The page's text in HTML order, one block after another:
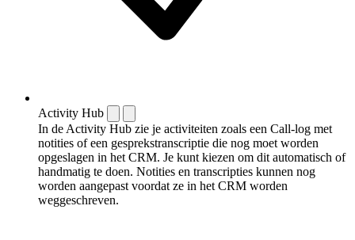
Activity Hub
In de Activity Hub zie je activiteiten zoals een Call-log met
notities of een gespreks­transcriptie die nog moet worden
opgeslagen in het CRM. Je kunt kiezen om dit automatisch of
handmatig te doen. Notities en transcripties kunnen nog
worden aangepast voordat ze in het CRM worden
weggeschreven.